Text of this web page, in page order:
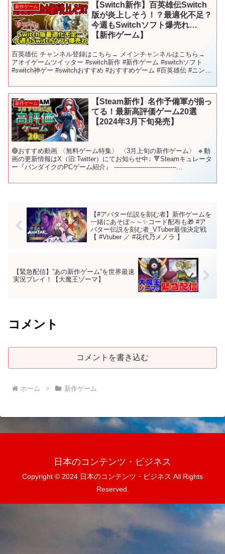
新作ゲーム
【Switch新作】百英雄伝Switch
版が炎上しそう！？最適化不足？
今週もSwitchソフト爆売れ…
【新作ゲーム】
百英雄伝 チャンネル登録はこちら→ メインチャンネルはこちら→
アオイゲームツイッター #switch新作 #新作ゲーム #switchソフト
#switch神ゲー #switchおすすめ #おすすめゲーム #百英雄伝 #ニンテ
新作ゲーム
【Steam新作】名作予備軍が揃っ
てる！最新高評価ゲーム20選
【2024年3月下旬発売】
🔴おすすめ動画 〈無料ゲーム特集〉 〈3月上旬の新作ゲーム〉 🔹動
画の更新情報はX（旧:Twitter）にてお知らせ中↓ 🔻Steamキュレータ
ー『パンダイクのPCゲーム紹介』 -------------------------------...
【#アバター伝説を刻む者】新作ゲームを
一緒にあそぼ～～✨コード配布も🎁 #ア
バター伝説を刻む者_VTuber最強決定戦
【 #Vtuber ／ #花代乃メノラ 】
【緊急配信】”あの新作ゲーム”を世界最速
実況プレイ！【大魔王ゾーマ】
コメント
コメントを書き込む
ホーム 新作ゲーム
日本のコンテンツ・ビジネス
Copyright © 2024 日本のコンテンツ・ビジネス All Rights
Reserved.